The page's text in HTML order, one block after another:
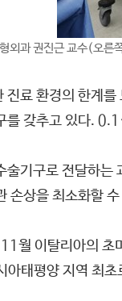
외과 권진근 교수(오른
진료 환경의 한계
를 갖추고 있다.
술기구로 전달하는
손상을 최소화할
월 이탈리아의
아태평양 지역 최